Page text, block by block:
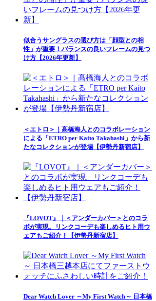
似合うサングラスの選び方は「顔型との相
性」が重要！バランスの良いフレームの見つ
け方【2026年更新】
＜エトロ＞｜髙橋海人とのコラボレーション
による「ETRO per Kaito Takahashi」から新
たなコレクションが登場【伊勢丹新宿店】
『LOVOT』｜＜アンダーカバー＞とのコラ
ボが実現。リンクコーデも楽しめるヒト用ウ
ェアもご紹介！【伊勢丹新宿店】
Dear Watch Lover ～My First Watch～ 日本橋